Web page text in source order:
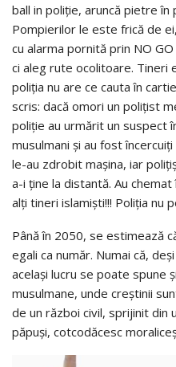
ball in poliţie, aruncă pietre în
Pompierilor le este frică de
cu alarma pornită prin NO
ci aleg rute ocolitoare. Tineri
poliţia nu are ce cauta în
scris: dacă omori un poliţist
poliţie au urmărit un suspect
musulmani şi au fost
le-au zdrobit maşina, iar
a-i ţine la distantă. Au
alţi tineri islamişti!!! Poliţia nu
Până în 2050, se estimează
egali ca număr. Numai că,
acelaşi lucru se poate spune
musulmane, unde creştinii
de un război civil, sprijinit din
păpuşi, cotcodăcesc